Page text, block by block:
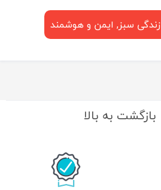
زندگی سبز, ایمن و هوشمند
بازگشت به بالا